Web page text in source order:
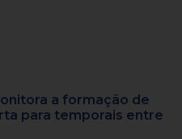
a formação de
para temporais entre